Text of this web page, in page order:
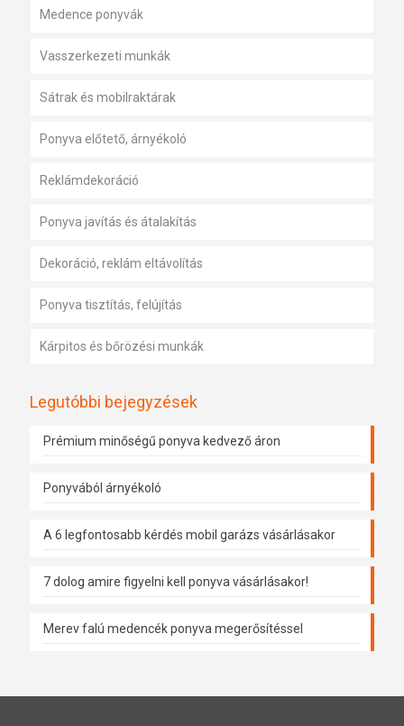
Medence ponyvák
Vasszerkezeti munkák
Sátrak és mobilraktárak
Ponyva előtető, árnyékoló
Reklámdekoráció
Ponyva javítás és átalakítás
Dekoráció, reklám eltávolítás
Ponyva tisztítás, felújítás
Kárpitos és bőrözési munkák
Legutóbbi bejegyzések
Prémium minőségű ponyva kedvező áron
Ponyvából árnyékoló
A 6 legfontosabb kérdés mobil garázs vásárlásakor
7 dolog amire figyelni kell ponyva vásárlásakor!
Merev falú medencék ponyva megerősítéssel